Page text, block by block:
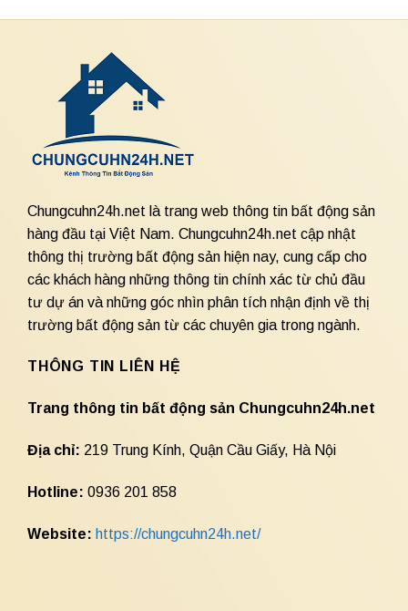
Chungcuhn24h.net là trang web thông tin bất động sản
hàng đầu tại Việt Nam. Chungcuhn24h.net cập nhật
thông thị trường bất động sản hiện nay, cung cấp cho
các khách hàng những thông tin chính xác từ chủ đầu
tư dự án và những góc nhìn phân tích nhận định về thị
trường bất động sản từ các chuyên gia trong ngành.
THÔNG TIN LIÊN HỆ
Trang thông tin bất động sản Chungcuhn24h.net
Địa chỉ: 219 Trung Kính, Quận Cầu Giấy, Hà Nội
Hotline: 0936 201 858
Website: https://chungcuhn24h.net/